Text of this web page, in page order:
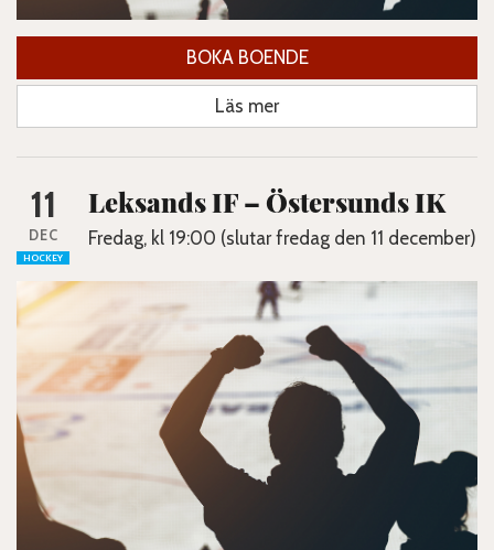
BOKA BOENDE
Läs mer
11
DEC
HOCKEY
Leksands IF – Östersunds IK
Fredag, kl 19:00 (slutar fredag den 11 december)